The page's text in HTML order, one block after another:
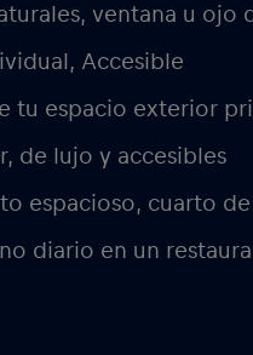
ventana u ojo
Accesible
tu espacio exterior
de lujo y accesibles
espacioso, cuarto
diario en un